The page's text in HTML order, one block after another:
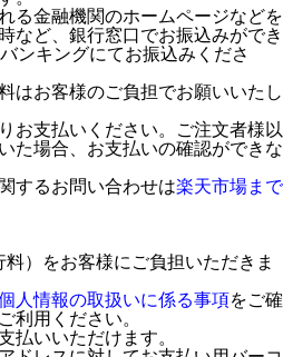
る金融機関のホームページなどを
など、銀行窓口でお振込みができ
ンキングにてお振込みくださ
はお客様のご負担でお願いいたし
お支払いください。ご注文者様以
た場合、お支払いの確認ができな
するお問い合わせは楽天市場まで
料）をお客様にご負担いただきま
人情報の取扱いに係る事項をご確
利用ください。
払いいただけます。